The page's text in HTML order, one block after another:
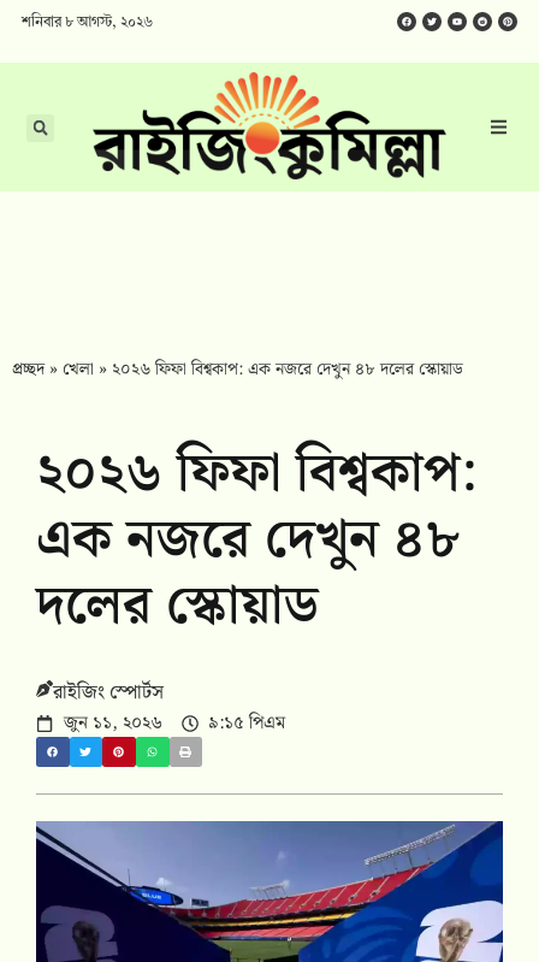
শনিবার ৮ আগস্ট, ২০২৬
প্রচ্ছদ» খেলা » ২০২৬ ফিফা বিশ্বকাপ: এক নজরে দেখুন ৪৮ দলের স্কোয়াড
২০২৬ ফিফা বিশ্বকাপ:
এক নজরে দেখুন ৪৮
দলের স্কোয়াড
রাইজিং স্পোর্টস
জুন ১১, ২০২৬ ৯:১৫ পিএম